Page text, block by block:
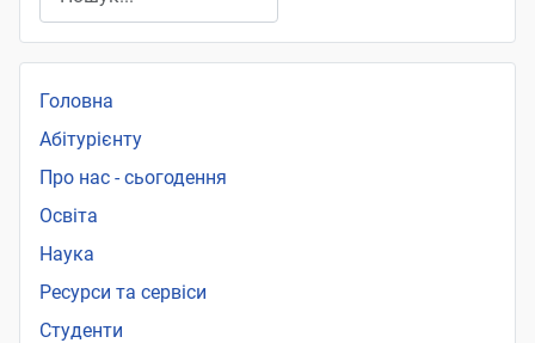
Головна
Абітурієнту
Про нас - сьогодення
Освіта
Наука
Ресурси та сервіси
Студенти